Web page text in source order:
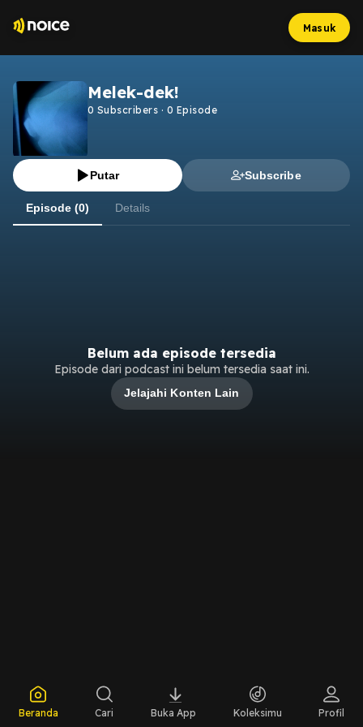
Masuk
Melek-dek!
0 Subscribers · 0 Episode
Putar Subscribe
Episode (0) Details
Belum ada episode tersedia
Episode dari podcast ini belum tersedia saat ini.
Jelajahi Konten Lain
Beranda Cari Buka App Koleksimu Profil